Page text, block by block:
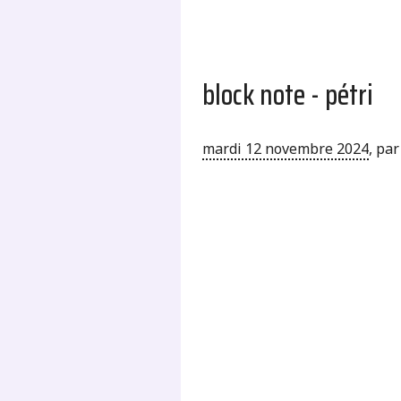
block note - pétri
mardi 12 novembre 2024, par